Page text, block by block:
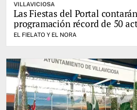
VILLAVICIOSA
Las Fiestas del Portal
programación récord de 50
EL FIELATO Y EL NORA